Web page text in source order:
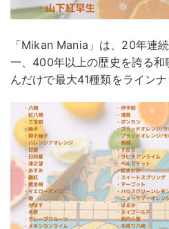
「Mikan Mania」は、20年連
一、400年以上の歴史を誇る
んだけで最大41種類をラインナ